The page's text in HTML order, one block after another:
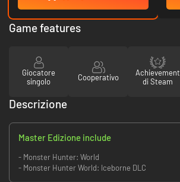
Game features
Giocatore
singolo
Cooperativo
Achievement
di Steam
Descrizione
Master Edizione include
- Monster Hunter: World
- Monster Hunter World: Iceborne DLC